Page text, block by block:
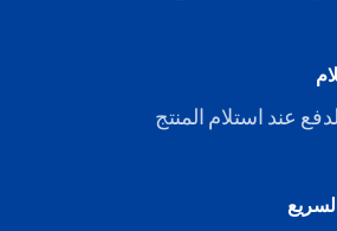
عند استلام المنتج